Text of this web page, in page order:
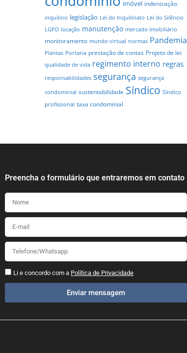
imóvel indenização
inquilino legislação Lei do Inquilinato Lei do Silêncio
LGPD locação manutenção mercado imobiliário
monitoramento mundo virtual normas Pandemia
Plantas Portaria prestação de contas Projeto de lei
qualidade de vida regimento interno regras
responsabilidades segurança segurança
condominial sustentabilidade Síndico Síndico
profissional taxa condominial
Preencha o formulário que entraremos em contato
Li e concordo com a Política de Privacidade
Enviar mensagem